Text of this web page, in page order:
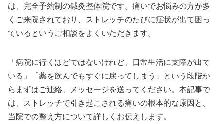
は、完全予約制の鍼灸整体院です。痛いでお悩みの方が多
くご来院されており、ストレッチのたびに症状が出て困っ
ているというご相談をよくいただきます。
「病院に行くほどではないけれど、日常生活に支障が出て
いる」「薬を飲んでもすぐに戻ってしまう」という段階か
らまずはご連絡、メッセージを送ってください。本記事で
は、ストレッチで引き起こされる痛いの根本的な原因と、
当院での整え方について詳しくお伝えします。